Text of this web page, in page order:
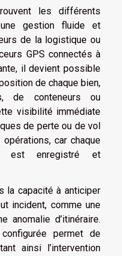
les différents
gestion fluide et
de la logistique ou
GPS connectés à
il devient possible
de chaque bien,
de conteneurs ou
visibilité immédiate
de perte ou de vol
car chaque
est enregistré et
la capacité à anticiper
incident, comme une
anomalie d’itinéraire.
permet de
ainsi l’intervention